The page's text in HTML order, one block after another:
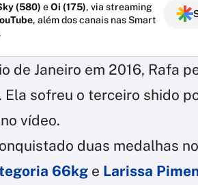
(580) eOi (175), via streaming
, além dos canais nas Smart
de Janeiro em 2016, Rafa
Ela sofreu o terceiro shido
vídeo.
duas medalhas
66kg e Larissa